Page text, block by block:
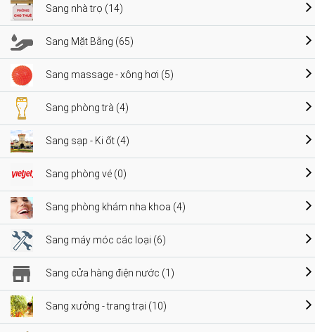
Sang nhà trọ (14)
Sang Mặt Bằng (65)
Sang massage - xông hơi (5)
Sang phòng trà (4)
Sang sạp - Ki ốt (4)
Sang phòng vé (0)
Sang phòng khám nha khoa (4)
Sang máy móc các loại (6)
Sang cửa hàng điện nước (1)
Sang xưởng - trang trại (10)